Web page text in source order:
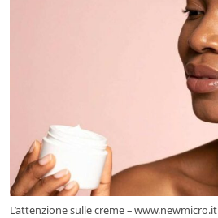
L’attenzione sulle creme – www.newmicro.it